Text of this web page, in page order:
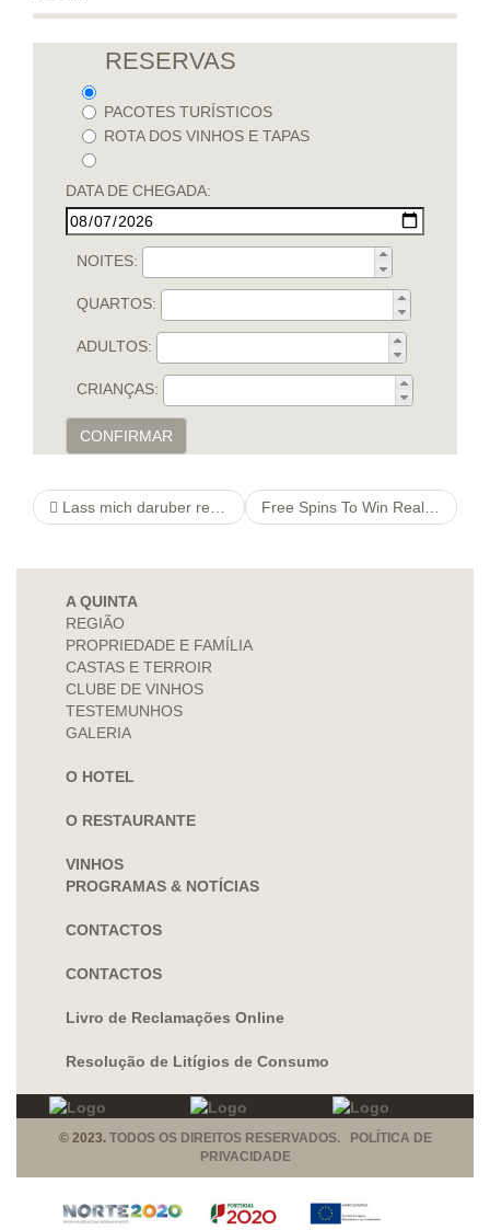
RESERVAS
PACOTES TURÍSTICOS
ROTA DOS VINHOS E TAPAS
DATA DE CHEGADA:
NOITES:
QUARTOS:
ADULTOS:
CRIANÇAS:
CONFIRMAR
Lass mich daruber referieren Singleborse fur Nusse Alle seriosen Anbieter im Einigung Free Spins To Win Real Money
A QUINTA
REGIÃO
PROPRIEDADE E FAMÍLIA
CASTAS E TERROIR
CLUBE DE VINHOS
TESTEMUNHOS
GALERIA
O HOTEL
O RESTAURANTE
VINHOS
PROGRAMAS & NOTÍCIAS
CONTACTOS
CONTACTOS
Livro de Reclamações Online
Resolução de Litígios de Consumo
© 2023. TODOS OS DIREITOS RESERVADOS. POLÍTICA DE
PRIVACIDADE